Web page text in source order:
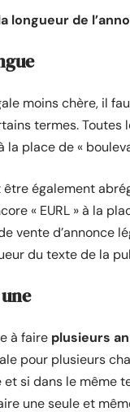
longueur de
moins chère, il
termes. Toutes
la place de «
également
« EURL » à la
vente d’annonce
du texte de la
à faire plusieurs
pour plusieurs
si dans le même
une seule et